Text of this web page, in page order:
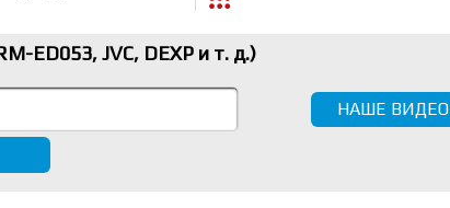
ED053, JVC, DEXP и т. д.)
НАШЕ ВИДЕО